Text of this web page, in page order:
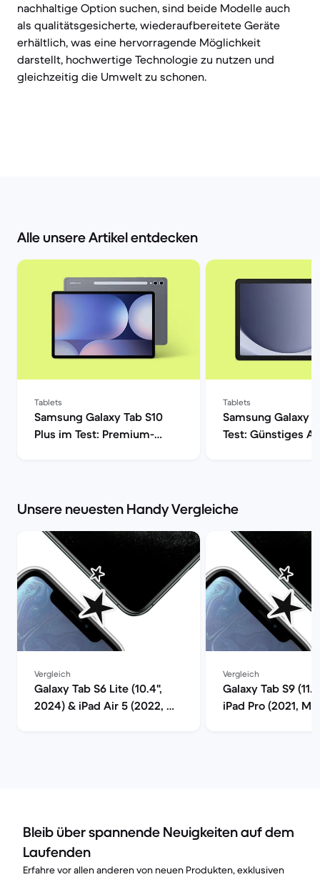
nachhaltige Option suchen, sind beide Modelle auch
als qualitätsgesicherte, wiederaufbereitete Geräte
erhältlich, was eine hervorragende Möglichkeit
darstellt, hochwertige Technologie zu nutzen und
gleichzeitig die Umwelt zu schonen.
Alle unsere Artikel entdecken
Tablets
Samsung Galaxy Tab S10
Plus im Test: Premium-
Tablets
Samsung Galaxy
Test: Günstiges
Unsere neuesten Handy Vergleiche
Vergleich
Galaxy Tab S6 Lite (10.4",
2024) & iPad Air 5 (2022, M1
Vergleich
Galaxy Tab S9
iPad Pro (2021,
Bleib über spannende Neuigkeiten auf dem
Laufenden
Erfahre vor allen anderen von neuen Produkten, exklusiven